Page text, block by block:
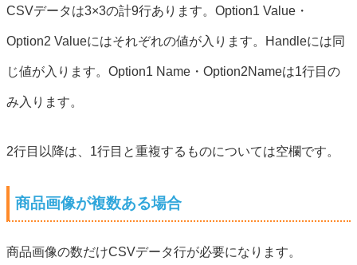
CSVデータは3×3の計9行あります。Option1 Value・
Option2 Valueにはそれぞれの値が入ります。Handleには同
じ値が入ります。Option1 Name・Option2Nameは1行目の
み入ります。
2行目以降は、1行目と重複するものについては空欄です。
商品画像が複数ある場合
商品画像の数だけCSVデータ行が必要になります。